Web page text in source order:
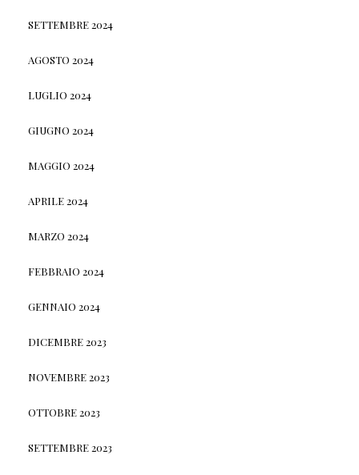
SETTEMBRE 2024
AGOSTO 2024
LUGLIO 2024
GIUGNO 2024
MAGGIO 2024
APRILE 2024
MARZO 2024
FEBBRAIO 2024
GENNAIO 2024
DICEMBRE 2023
NOVEMBRE 2023
OTTOBRE 2023
SETTEMBRE 2023